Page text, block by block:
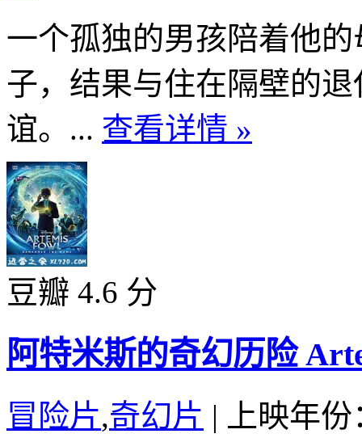
一个孤独的男孩陪着他
子，结果与住在隔壁的
谊。... 查看详情 »
豆瓣 4.6 分
阿特米斯的奇幻历险
冒险片,奇幻片 |
上映年